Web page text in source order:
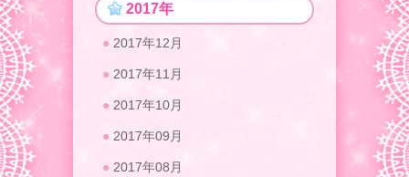
2017年
2017年12月
2017年11月
2017年10月
2017年09月
2017年08月